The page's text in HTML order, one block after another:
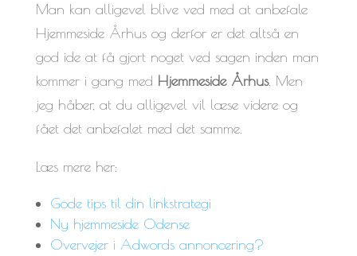
Man kan alligevel blive ved med at anbefale
Hjemmeside Århus og derfor er det altså en
god ide at få gjort noget ved sagen inden man
kommer i gang med Hjemmeside Århus. Men
jeg håber, at du alligevel vil læse videre og
fået det anbefalet med det samme.
Læs mere her:
Gode tips til din linkstrategi
Ny hjemmeside Odense
Overvejer i Adwords annoncering?